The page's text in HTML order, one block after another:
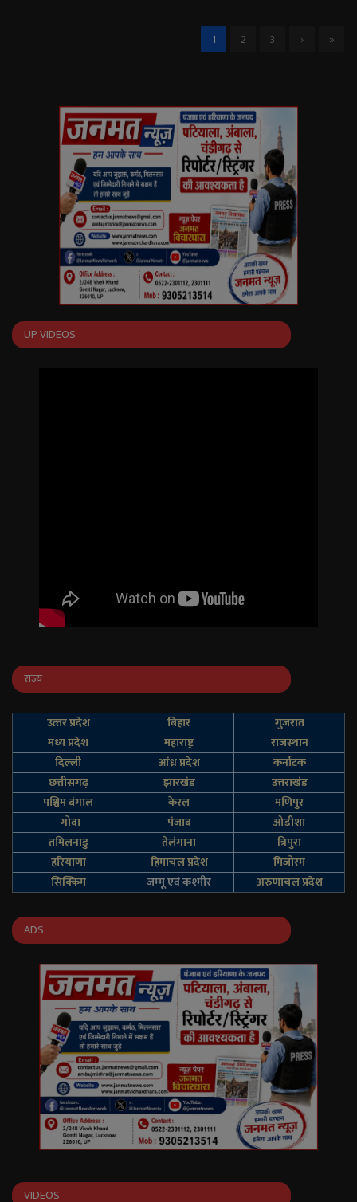
1 2 3 › »
UP VIDEOS
राज्य
उत्‍तर प्रदेश बिहार
गुजरात
मध्य प्रदेश
महाराष्ट्र
राजस्थान
दिल्‍ली
आंध्र प्रदेश
कर्नाटक
छत्तीसगढ़
झारखंड
उत्तराखंड
पश्चिम बंगाल
केरल
मणिपुर
गोवा
पंजाब
ओड़ीशा
तमिलनाडु
तेलंगाना
त्रिपुरा
हरियाणा
हिमाचल प्रदेश
मिज़ोरम
सिक्किम
जम्‍मू एवं कश्‍मीर अरुणाचल प्रदेश
ADS
VIDEOS